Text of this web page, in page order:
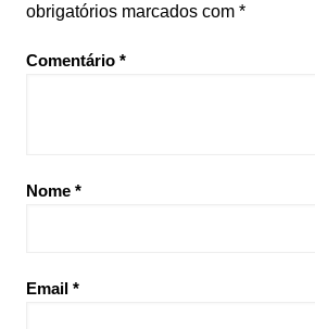
obrigatórios marcados com *
Comentário *
Nome *
Email *